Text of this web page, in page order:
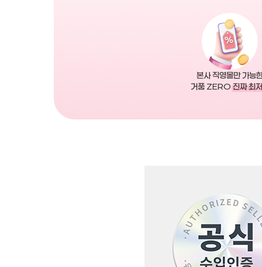
본사 직영몰만 가능
거품 ZERO 진짜 최